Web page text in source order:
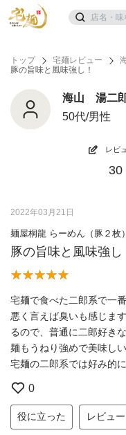
トップ 宅麺レビュー
豚の旨味と風味強し！
海山 湯二
50代/男性
レビ
30
2022年03月21日
麺屋桐龍 らーめん（豚２枚
豚の旨味と風味強し
宅麺で食べた二郎系で一
悪く言えば臭いも感じま
るので、普通に二郎好き
麺もうねり強めで美味しい
宅麺の二郎系では好み的
0
役に立った レビュ